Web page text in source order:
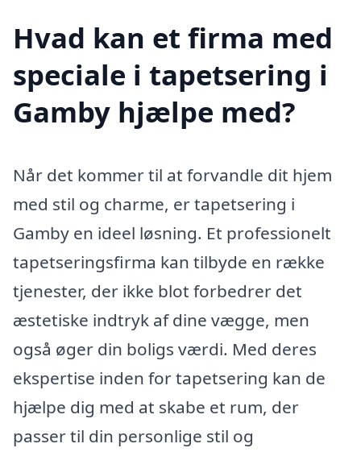
Hvad kan et firma med
speciale i tapetsering i
Gamby hjælpe med?
Når det kommer til at forvandle dit hjem
med stil og charme, er tapetsering i
Gamby en ideel løsning. Et professionelt
tapetseringsfirma kan tilbyde en række
tjenester, der ikke blot forbedrer det
æstetiske indtryk af dine vægge, men
også øger din boligs værdi. Med deres
ekspertise inden for tapetsering kan de
hjælpe dig med at skabe et rum, der
passer til din personlige stil og